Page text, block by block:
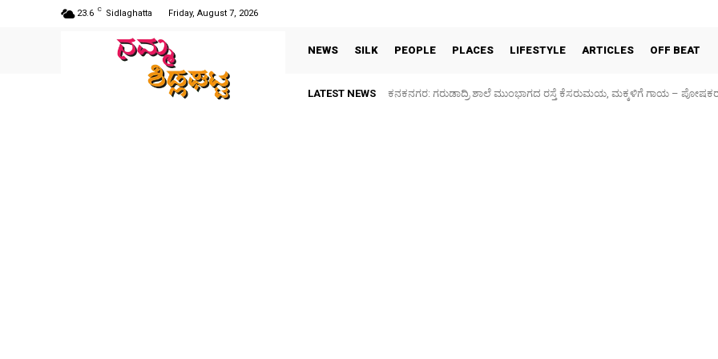
23.6 C Sidlaghatta Friday, August 7, 2026
NEWS SILK PEOPLE PLACES LIFESTYLE ARTICLES OFF BEAT
LATEST NEWS ಕನಕನಗರ: ಗರುಡಾದ್ರಿ ಶಾಲೆ ಮುಂಭಾಗದ ರಸ್ತೆ ಕೆಸರುಮಯ, ಮಕ್ಕಳಿಗೆ ಗಾಯ –
Sidlaghatta Silk Cocoon Market-06/08/2026